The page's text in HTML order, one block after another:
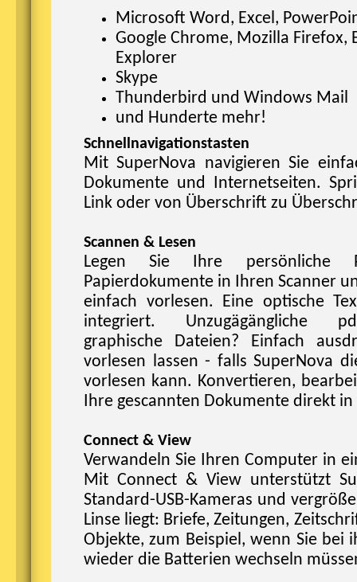
Microsoft Word, Excel,
Google Chrome, Mozilla Firefox,
Explorer
Skype
Thunderbird und Windows Mail
und Hunderte mehr!
Schnellnavigationstasten
Mit SuperNova navigieren Sie
Dokumente und Internetseiten.
Link oder von Überschrift zu
Scannen & Lesen
Legen Sie Ihre persönliche
Papierdokumente in Ihren Scanner
einfach vorlesen. Eine optische
integriert. Unzugägängliche
graphische Dateien? Einfach
vorlesen lassen - falls SuperNova
vorlesen kann. Konvertieren,
Ihre gescannten Dokumente direkt
Connect & View
Verwandeln Sie Ihren Computer in
Mit Connect & View unterstützt
Standard-USB-Kameras und
Linse liegt: Briefe, Zeitungen,
Objekte, zum Beispiel, wenn Sie bei
wieder die Batterien wechseln